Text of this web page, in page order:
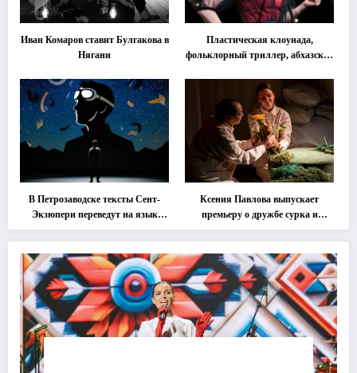
Иван Комаров ставит Булгакова в
Нягани
Пластическая клоунада,
фольклорный триллер, абхазская
втором этапе фестиваля
«Монокль»
В Петрозаводске тексты Сент-
Экзюпери переведут на язык
современной хореографии
Ксения Павлова выпускает
премьеру о дружбе сурка и
одуванчика